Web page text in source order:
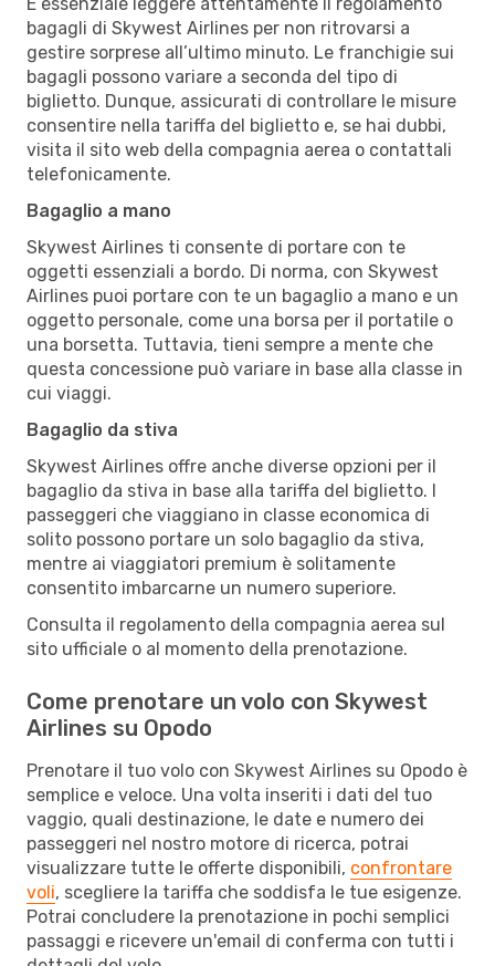
bagagli di Skywest Airlines per non ritrovarsi a
gestire sorprese all’ultimo minuto. Le franchigie sui
bagagli possono variare a seconda del tipo di
biglietto. Dunque, assicurati di controllare le misure
consentire nella tariffa del biglietto e, se hai dubbi,
visita il sito web della compagnia aerea o contattali
telefonicamente.
Bagaglio a mano
Skywest Airlines ti consente di portare con te
oggetti essenziali a bordo. Di norma, con Skywest
Airlines puoi portare con te un bagaglio a mano e un
oggetto personale, come una borsa per il portatile o
una borsetta. Tuttavia, tieni sempre a mente che
questa concessione può variare in base alla classe in
cui viaggi.
Bagaglio da stiva
Skywest Airlines offre anche diverse opzioni per il
bagaglio da stiva in base alla tariffa del biglietto. I
passeggeri che viaggiano in classe economica di
solito possono portare un solo bagaglio da stiva,
mentre ai viaggiatori premium è solitamente
consentito imbarcarne un numero superiore.
Consulta il regolamento della compagnia aerea sul
sito ufficiale o al momento della prenotazione.
Come prenotare un volo con Skywest
Airlines su Opodo
Prenotare il tuo volo con Skywest Airlines su Opodo è
semplice e veloce. Una volta inseriti i dati del tuo
vaggio, quali destinazione, le date e numero dei
passeggeri nel nostro motore di ricerca, potrai
visualizzare tutte le offerte disponibili, confrontare
voli, scegliere la tariffa che soddisfa le tue esigenze.
Potrai concludere la prenotazione in pochi semplici
passaggi e ricevere un'email di conferma con tutti i